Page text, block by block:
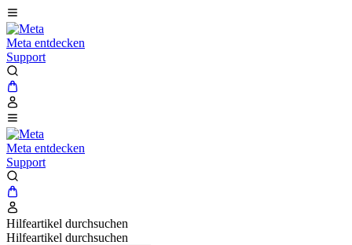
Meta entdecken
Support
Meta entdecken
Support
Hilfeartikel durchsuchen
Hilfeartikel durchsuchen